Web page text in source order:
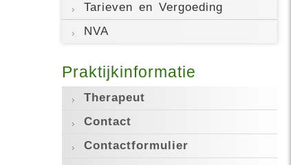
Tarieven en Vergoeding
NVA
Praktijkinformatie
Therapeut
Contact
Contactformulier